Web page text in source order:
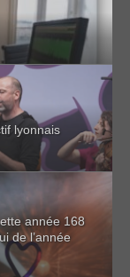
lyonnais
année 168
de l’année